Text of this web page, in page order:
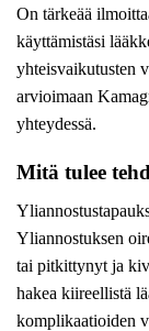
On tärkeää
käyttämistäsi
yhteisvaikutusten
arvioimaan
yhteydessä.
Mitä tulee
Yliannostuksen
tai pitkittynyt ja
hakea kiireellistä
komplikaatioiden